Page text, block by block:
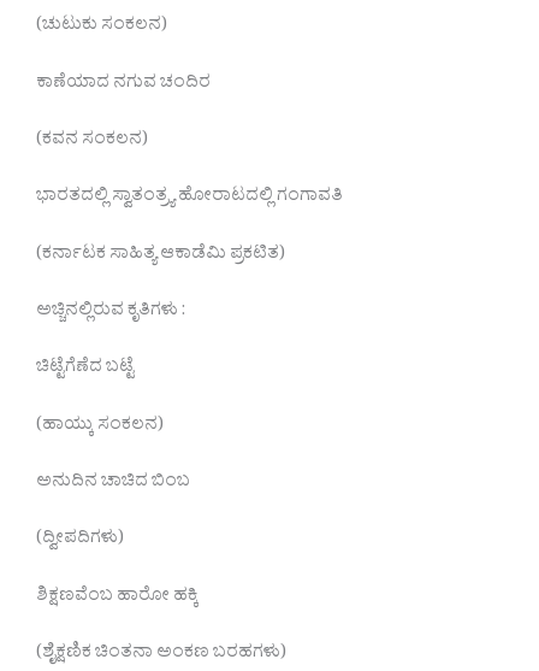
(ಚುಟುಕು ಸಂಕಲನ)
ಕಾಣೆಯಾದ ನಗುವ ಚಂದಿರ
(ಕವನ ಸಂಕಲನ)
ಭಾರತದಲ್ಲಿ ಸ್ವಾತಂತ್ರ‍್ಯ ಹೋರಾಟದಲ್ಲಿ ಗಂಗಾವತಿ
(ಕರ್ನಾಟಕ ಸಾಹಿತ್ಯ ಆಕಾಡೆಮಿ ಪ್ರಕಟಿತ)
ಅಚ್ಚಿನಲ್ಲಿರುವ ಕೃತಿಗಳು :
ಚಿಟ್ಟೆಗೆಣೆದ ಬಟ್ಟೆ
(ಹಾಯ್ಕು ಸಂಕಲನ)
ಅನುದಿನ ಚಾಚಿದ ಬಿಂಬ
(ದ್ವೀಪದಿಗಳು)
ಶಿಕ್ಷಣವೆಂಬ ಹಾರೋ ಹಕ್ಕಿ
(ಶೈಕ್ಷಣಿಕ ಚಿಂತನಾ ಅಂಕಣ ಬರಹಗಳು)